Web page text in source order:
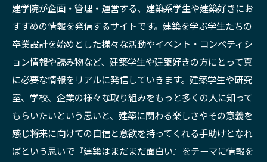
建学院が企画・管理・運営する、建築系学生や建築好きにお
すすめの情報を発信するサイトです。建築を学ぶ学生たちの
卒業設計を始めとした様々な活動やイベント・コンペティシ
ョン情報や読み物など、建築学生や建築好きの方にとって真
に必要な情報をリアルに発信していきます。建築学生や研究
室、学校、企業の様々な取り組みをもっと多くの人に知って
もらいたいという思いと、建築に関わる楽しさやその意義を
感じ将来に向けての自信と意欲を持ってくれる手助けとなれ
ばという思いで『建築はまだまだ面白い』をテーマに情報を